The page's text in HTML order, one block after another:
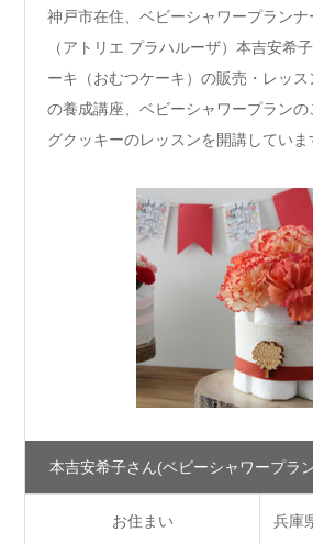
神戸市在住、ベビーシャワープラン
（アトリエ プラハルーザ）本吉安希
ーキ（おむつケーキ）の販売・レッ
の養成講座、ベビーシャワープラン
グクッキーのレッスンを開講していま
本吉安希子さん(ベビーシャワープラ
お住まい 兵庫